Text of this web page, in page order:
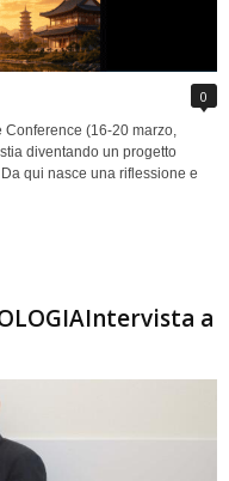
0
Conference (16-20 marzo,
diventando un progetto
qui nasce una riflessione e
a